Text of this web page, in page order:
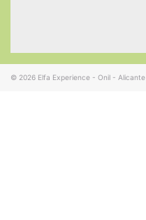
© 2026 Elfa Experience - Onil - Alicante